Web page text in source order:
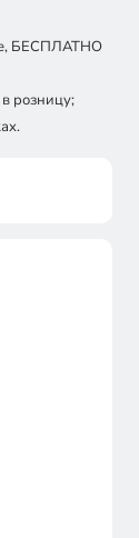
БЕСПЛАТНО
розницу;